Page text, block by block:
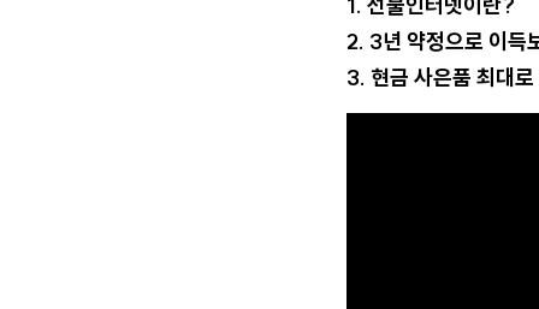
1. 선불인터넷이란?
2. 3년 약정으로 이득
3. 현금 사은품 최대로